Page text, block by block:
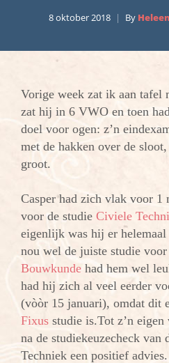
8 oktober 2018 By
Vorige week zat ik aan tafel
zat hij in 6 VWO en toen
doel voor ogen: z’n
met de hakken over de
groot.
Casper had zich vlak voor 1
voor de studie Civiele
eigenlijk was hij er
nou wel de juiste studie voor
Bouwkunde had hem wel
had hij zich al veel eerder
(vòòr 15 januari), omdat dit
Fixus studie is.Tot z’n eigen
na de studiekeuzecheck van
Techniek een positief